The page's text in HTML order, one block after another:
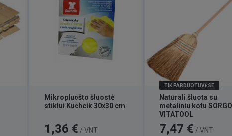
Mikropluošto šluostė
stiklui Kuchcik 30x30 cm
Kaina
1,36 € / VNT
TIK PARDUOTUVĖSE
Natūrali šluota su
metaliniu kotu SORGO
VITATOOL
Kaina
7,47 € / VNT